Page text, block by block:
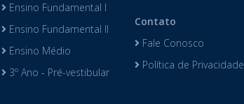
Ensino Fundamental I
Ensino Fundamental II
Ensino Médio
3º Ano - Pré-vestibular
Contato
Fale Conosco
Política de Privacidade